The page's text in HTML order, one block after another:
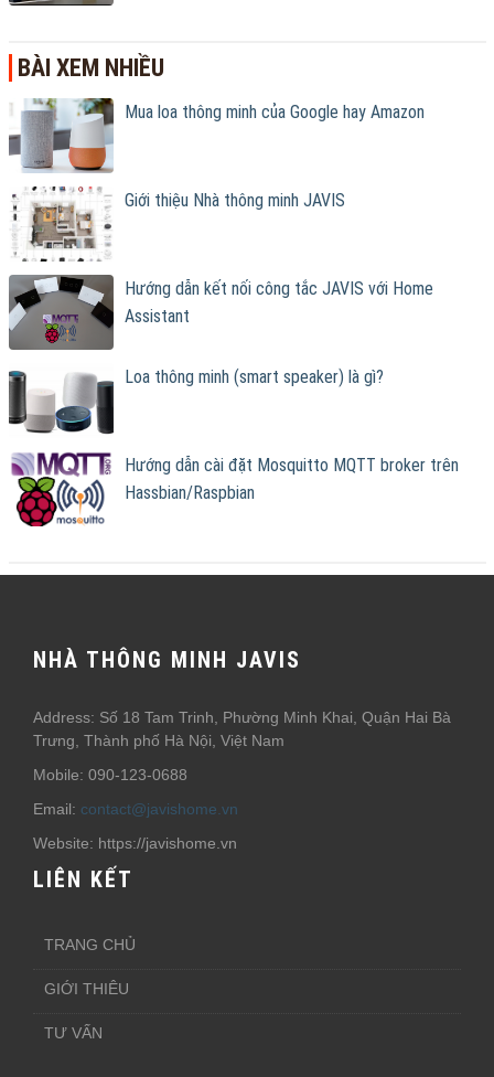
BÀI XEM NHIỀU
Mua loa thông minh của Google hay Amazon
Giới thiệu Nhà thông minh JAVIS
Hướng dẫn kết nối công tắc JAVIS với Home
Assistant
Loa thông minh (smart speaker) là gì?
Hướng dẫn cài đặt Mosquitto MQTT broker trên
Hassbian/Raspbian
NHÀ THÔNG MINH JAVIS
Address: Số 18 Tam Trinh, Phường Minh Khai, Quận Hai Bà
Trưng, Thành phố Hà Nội, Việt Nam
Mobile: 090-123-0688
Email: contact@javishome.vn
Website: https://javishome.vn
LIÊN KẾT
TRANG CHỦ
GIỚI THIÊU
TƯ VẤN